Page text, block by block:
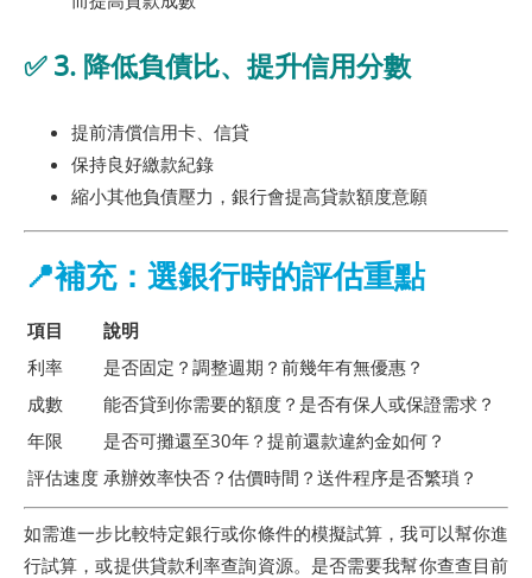
✅ 3. 降低負債比、提升信用分數
提前清償信用卡、信貸
保持良好繳款紀錄
縮小其他負債壓力，銀行會提高貸款額度意願
📍補充：選銀行時的評估重點
項目
說明
利率
是否固定？調整週期？前幾年有無優惠？
成數
能否貸到你需要的額度？是否有保人或保證需求？
年限
是否可攤還至30年？提前還款違約金如何？
評估速度 承辦效率快否？估價時間？送件程序是否繁瑣？
如需進一步比較特定銀行或你條件的模擬試算，我可以幫你進
行試算，或提供貸款利率查詢資源。是否需要我幫你查查目前